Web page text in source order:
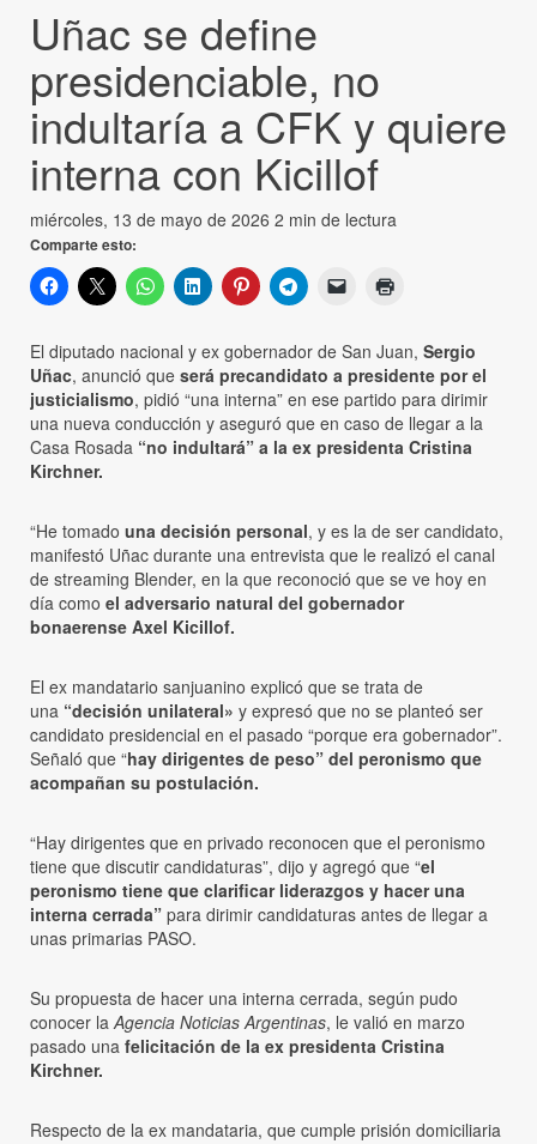
Uñac se define
presidenciable, no
indultaría a CFK y quiere
interna con Kicillof
miércoles, 13 de mayo de 2026 2 min de lectura
Comparte esto:
El diputado nacional y ex gobernador de San Juan, Sergio
Uñac, anunció que será precandidato a presidente por el
justicialismo, pidió “una interna” en ese partido para dirimir
una nueva conducción y aseguró que en caso de llegar a la
Casa Rosada “no indultará” a la ex presidenta Cristina
Kirchner.
“He tomado una decisión personal, y es la de ser candidato,
manifestó Uñac durante una entrevista que le realizó el canal
de streaming Blender, en la que reconoció que se ve hoy en
día como el adversario natural del gobernador
bonaerense Axel Kicillof.
El ex mandatario sanjuanino explicó que se trata de
una “decisión unilateral» y expresó que no se planteó ser
candidato presidencial en el pasado “porque era gobernador”.
Señaló que “hay dirigentes de peso” del peronismo que
acompañan su postulación.
“Hay dirigentes que en privado reconocen que el peronismo
tiene que discutir candidaturas”, dijo y agregó que “el
peronismo tiene que clarificar liderazgos y hacer una
interna cerrada” para dirimir candidaturas antes de llegar a
unas primarias PASO.
Su propuesta de hacer una interna cerrada, según pudo
conocer laAgencia Noticias Argentinas, le valió en marzo
pasado una felicitación de la ex presidenta Cristina
Kirchner.
Respecto de la ex mandataria, que cumple prisión domiciliaria